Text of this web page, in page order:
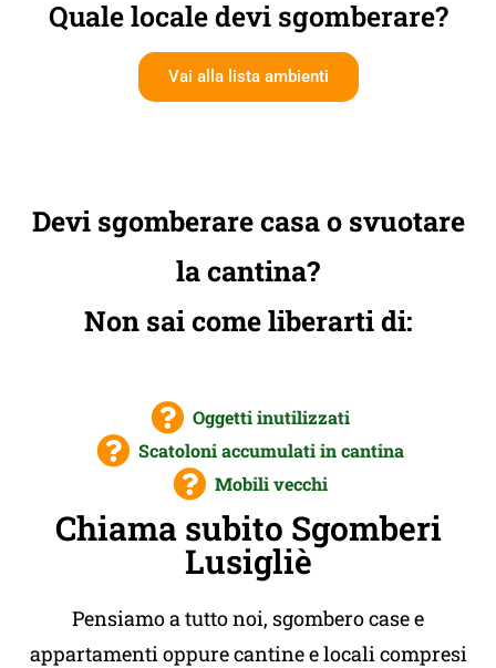
Quale locale devi sgomberare?
Vai alla lista ambienti
Devi sgomberare casa o svuotare
la cantina?
Non sai come liberarti di:
Oggetti inutilizzati
Scatoloni accumulati in cantina
Mobili vecchi
Chiama subito Sgomberi
Lusigliè
Pensiamo a tutto noi, sgombero case e
appartamenti oppure cantine e locali compresi